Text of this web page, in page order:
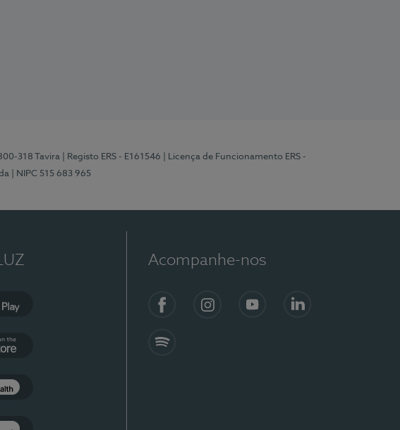
318 Tavira | Registo ERS - E161546
| Licença de Funcionamento ERS -
| NIPC 515 683 965
Acompanhe-nos